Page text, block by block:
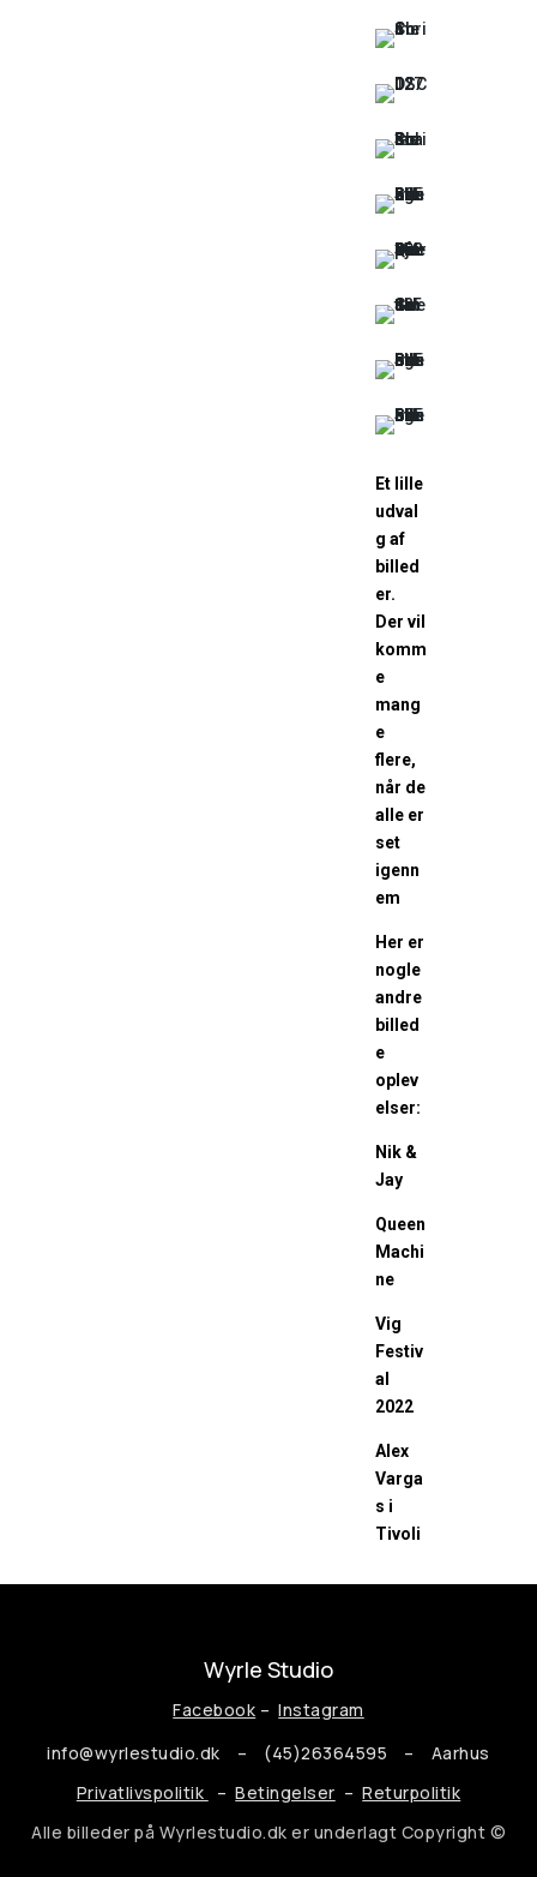
Et lille
udval
g af
billed
er.
Der vil
komm
e
mang
e
flere,
når de
alle er
set
igenn
em
Her er
nogle
andre
billed
e
oplev
elser:
Nik &
Jay
Queen
Machi
ne
Vig
Festiv
al
2022
Alex
Varga
s i
Tivoli
Wyrle Studio
Facebook –Instagram
info@wyrlestudio.dk – (45)26364595
– Aarhus
Privatlivspolitik
–Betingelser –Returpolitik
Alle billeder på Wyrlestudio.dk er underlagt Copyright ©